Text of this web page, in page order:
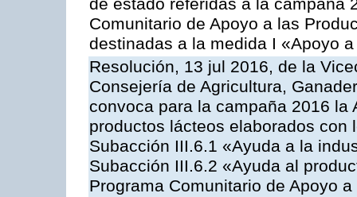
de estado referidas a la campaña
Comunitario de Apoyo a las
destinadas a la medida I «Apoyo
Resolución, 13 jul 2016, de la
Consejería de Agricultura,
convoca para la campaña 2016
productos lácteos elaborados
Subacción III.6.1 «Ayuda a la
Subacción III.6.2 «Ayuda al
Programa Comunitario de Apoyo